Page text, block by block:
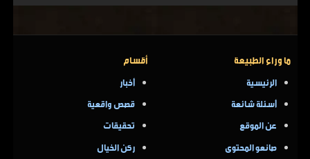
ما وراء الطبيعة
الرئيسية
أسئلة شائعة
عن الموقع
صانعو المحتوى
أقسام
أخبار
قصص واقعية
تحقيقات
ركن الخيال